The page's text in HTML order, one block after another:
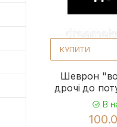
КУПИТИ
Шеврон
дрочі до
В